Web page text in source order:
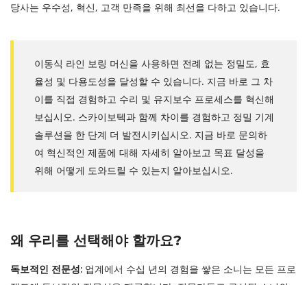
당사는 우수성, 혁신, 고객 만족을 위해 최선을 다하고 있습니다.
이동식 라인 보링 머신을 사용하면 전례 없는 정밀도, 효
율성 및 다용도성을 달성할 수 있습니다. 지금 바로 그 차
이를 직접 경험하고 수리 및 유지보수 프로세스를 혁신해
보십시오. 스카이보텍과 함께 차이를 경험하고 정밀 기계
솔루션을 한 단계 더 발전시키십시오. 지금 바로 문의하
여 혁신적인 제품에 대해 자세히 알아보고 목표 달성을
위해 어떻게 도와드릴 수 있는지 알아보십시오.
왜 우리를 선택해야 할까요?
독보적인 전문성: 업계에서 수십 년의 경험을 쌓은 소니는 모든 프로